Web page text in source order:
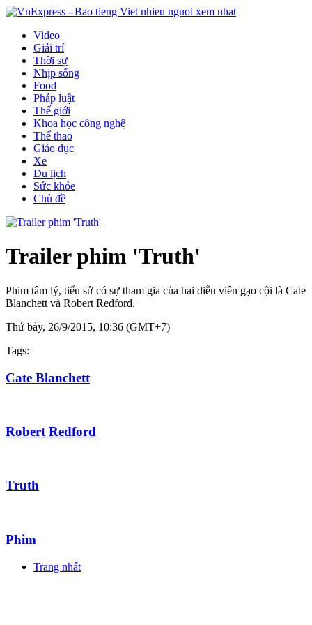
Video
Giải trí
Thời sự
Nhịp sống
Food
Pháp luật
Thế giới
Khoa học công nghệ
Thể thao
Giáo dục
Xe
Du lịch
Sức khỏe
Chủ đề
Trailer phim 'Truth'
Phim tâm lý, tiểu sử có sự tham gia của hai diễn viên gạo cội là Cate
Blanchett và Robert Redford.
Thứ bảy, 26/9/2015, 10:36 (GMT+7)
Tags:
Cate Blanchett
Robert Redford
Truth
Phim
Trang nhất